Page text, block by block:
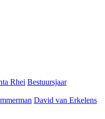
Rhei Bestuursjaar
David van Erkelens